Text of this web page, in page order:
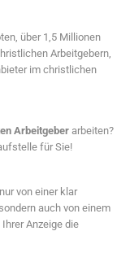
über 1,5 Millionen
Arbeitgebern,
im christlichen
Arbeitgeber arbeiten?
für Sie!
von einer klar
auch von einem
Anzeige die